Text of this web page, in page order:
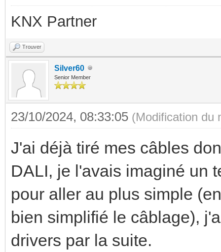
KNX Partner
Trouver
Silver60
Senior Member
23/10/2024, 08:33:05 (Modification du
J'ai déjà tiré mes câbles
DALI, je l'avais imaginé un
pour aller au plus simple
bien simplifié le câblage),
drivers par la suite.